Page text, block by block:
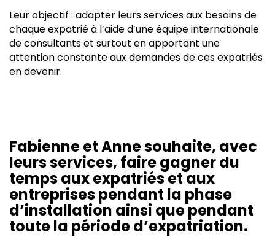
Leur objectif : adapter leurs services aux besoins de
chaque expatrié à l’aide d’une équipe internationale
de consultants et surtout en apportant une
attention constante aux demandes de ces expatriés
en devenir.
Fabienne et Anne souhaite, avec
leurs services, faire gagner du
temps aux expatriés et aux
entreprises pendant la phase
d’installation ainsi que pendant
toute la période d’expatriation.